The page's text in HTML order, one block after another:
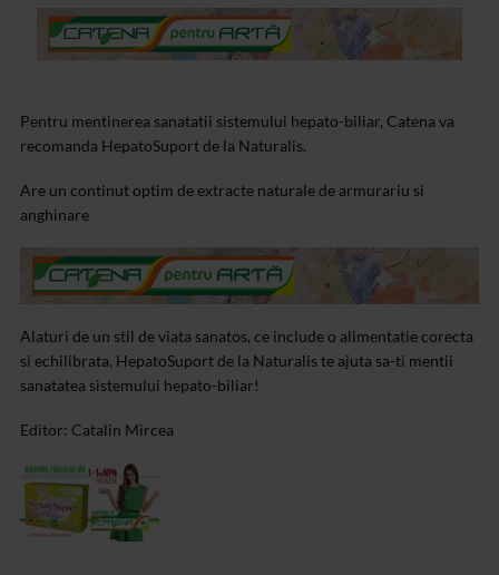
Pentru mentinerea sanatatii sistemului hepato-biliar, Catena va
recomanda HepatoSuport de la Naturalis.
Are un continut optim de extracte naturale de armurariu si
anghinare
Alaturi de un stil de viata sanatos, ce include o alimentatie corecta
si echilibrata, HepatoSuport de la Naturalis te ajuta sa-ti mentii
sanatatea sistemului hepato-biliar!
Editor: Catalin Mircea